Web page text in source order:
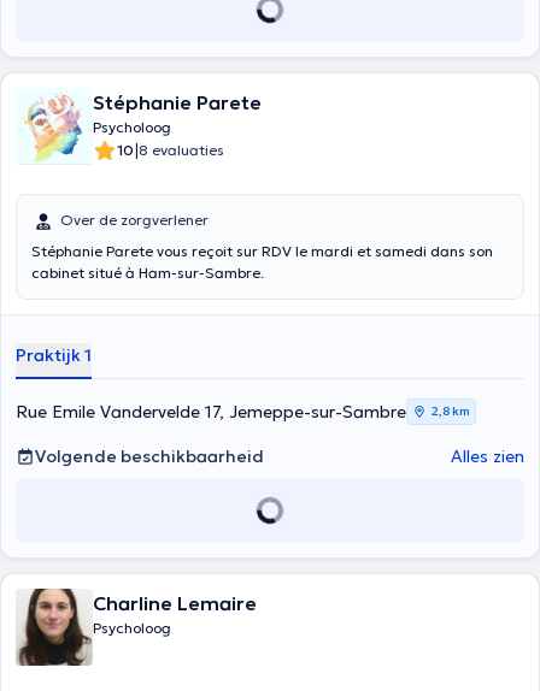
Stéphanie Parete
Psycholoog
10|8 evaluaties
Over de zorgverlener
Stéphanie Parete vous reçoit sur RDV le mardi et samedi dans son
cabinet situé à Ham-sur-Sambre.
Praktijk 1
Rue Emile Vandervelde 17, Jemeppe-sur-Sambre 2,8 km
Volgende beschikbaarheid Alles zien
Charline Lemaire
Psycholoog